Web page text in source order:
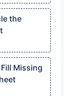
the
Missing